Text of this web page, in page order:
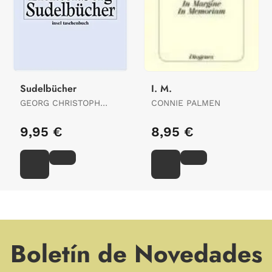
Sudelbücher
GEORG CHRISTOPH
9,95 €
I. M.
CONNIE PALMEN
8,95 €
Boletín de Novedades